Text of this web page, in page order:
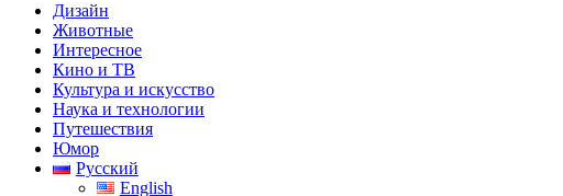
Дизайн
Животные
Интересное
Кино и ТВ
Культура и искусство
Наука и технологии
Путешествия
Юмор
Русский
English